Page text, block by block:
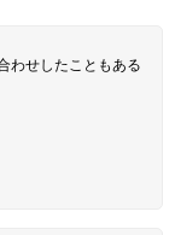
わせしたこともある